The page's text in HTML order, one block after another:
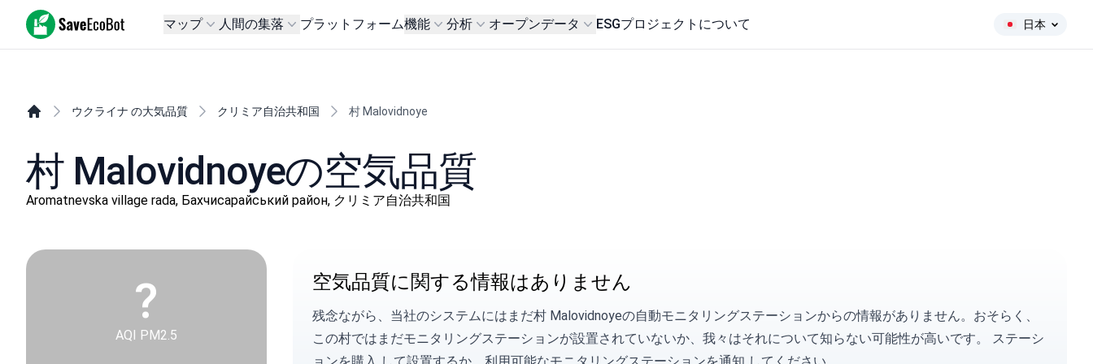
SaveEcoBot マップ 人間の集落 プラットフォーム機能 分析 オープンデータ ESGプロジェクトについて 日本
ウクライナ の大気品質 クリミア自治共和国 村 Malovidnoye
村 Malovidnoyeの空気品質
Aromatnevska village rada, Бахчисарайський район, クリミア自治共和国
?
AQI PM2.5
空気品質に関する情報はありません
残念ながら、当社のシステムにはまだ村 Malovidnoyeの自動モニタリングステーションからの情報がありません。おそらく、
この村ではまだモニタリングステーションが設置されていないか、我々はそれについて知らない可能性が高いです。 ステーシ